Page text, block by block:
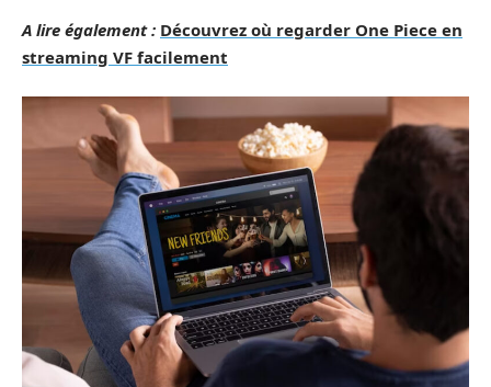
A lire également : Découvrez où regarder One Piece en
streaming VF facilement